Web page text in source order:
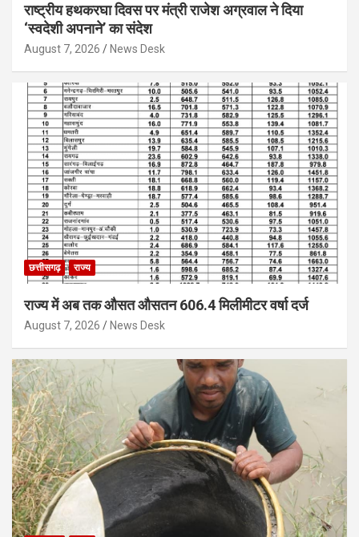
राष्ट्रीय हथकरघा दिवस पर मंत्री राजेश अग्रवाल ने दिया
‘स्वदेशी अपनाने’ का संदेश
August 7, 2026 News Desk
छत्तीसगढ़ राज्य
राज्य में अब तक औसत औसतन 606.4 मिलीमीटर वर्षा दर्ज
August 7, 2026 News Desk